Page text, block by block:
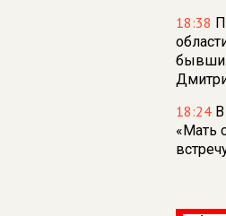
18:38
18:24
«Мать